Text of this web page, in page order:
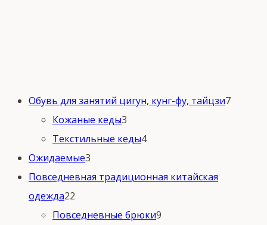
Обувь для занятий цигун, кунг-фу, тайцзи77
Кожаные кеды3
товара
Текстильные кеды44
Ожидаемые3
товара
Повседневная традиционная китайская
одежда22
товара
Повседневные брюки9